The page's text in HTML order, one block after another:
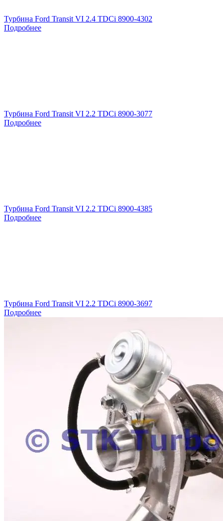
Турбина Ford Transit VI 2.4 TDCi 8900-4302
Подробнее
Турбина Ford Transit VI 2.2 TDCi 8900-3077
Подробнее
Турбина Ford Transit VI 2.2 TDCi 8900-4385
Подробнее
Турбина Ford Transit VI 2.2 TDCi 8900-3697
Подробнее